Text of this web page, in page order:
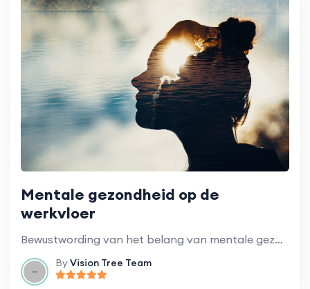
Mentale gezondheid op de
werkvloer
Bewustwording van het belang van mentale gezondheid en hoe je goed voor jezelf kunt zorgen in een veeleisende werkomgeving.
ByVision Tree Team